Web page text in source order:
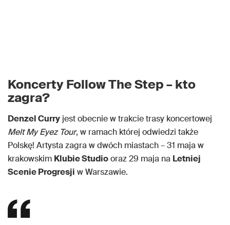
Koncerty Follow The Step – kto
zagra?
Denzel Curry jest obecnie w trakcie trasy koncertowej
Melt My Eyez Tour, w ramach której odwiedzi także
Polskę! Artysta zagra w dwóch miastach – 31 maja w
krakowskim Klubie Studiooraz 29 maja na Letniej
Scenie Progresji w Warszawie.